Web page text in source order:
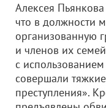
Алексея
что в должности
организованную
и членов их
с
совершали
преступления».